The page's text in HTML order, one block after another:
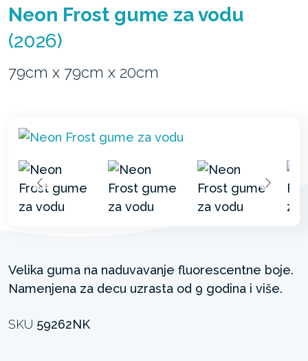
Neon Frost gume za vodu
(2026)
79cm x 79cm x 20cm
Velika guma na naduvavanje fluorescentne boje.
Namenjena za decu uzrasta od 9 godina i više.
SKU 59262NK